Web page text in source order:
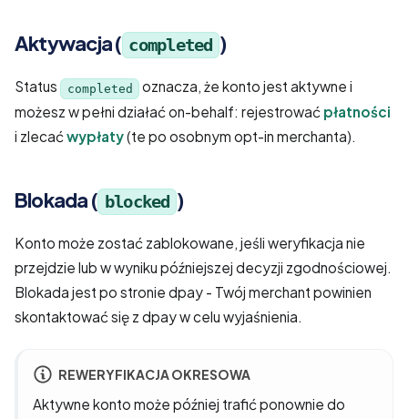
Aktywacja ( completed )
Status completed
oznacza, że konto jest aktywne i
możesz w pełni działać on-behalf: rejestrować płatności
i zlecaćwypłaty(te po osobnym opt-in merchanta).
Blokada ( blocked )
Konto może zostać zablokowane, jeśli weryfikacja nie
przejdzie lub w wyniku późniejszej decyzji zgodnościowej.
Blokada jest po stronie dpay - Twój merchant powinien
skontaktować się z dpay w celu wyjaśnienia.
REWERYFIKACJA OKRESOWA
Aktywne konto może później trafić ponownie do